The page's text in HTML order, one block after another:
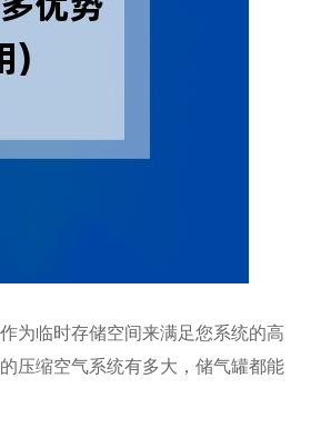
为临时存储空间来满足您系统的高
压缩空气系统有多大，储气罐都能